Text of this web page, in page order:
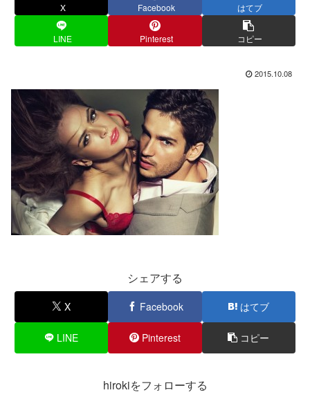
X Facebook はてブ
LINE Pinterest コピー
2015.10.08
シェアする
X Facebook はてブ
LINE Pinterest コピー
hirokiをフォローする